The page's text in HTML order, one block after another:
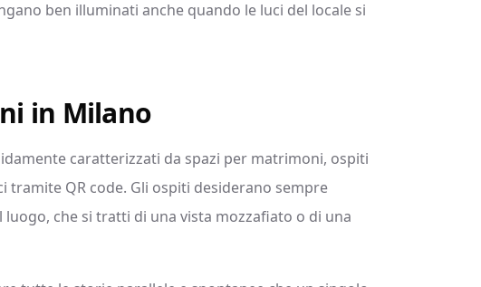
ben illuminati anche quando le luci del locale si
in Milano
caratterizzati da spazi per matrimoni, ospiti
QR code. Gli ospiti desiderano sempre
che si tratti di una vista mozzafiato o di una